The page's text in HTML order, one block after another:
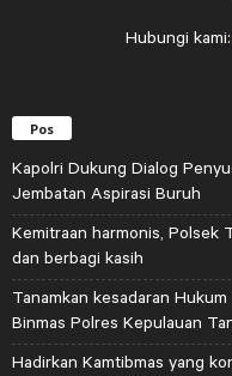
Hubungi kami:
Pos
Kapolri Dukung Dialog
Jembatan Aspirasi Buruh
Kemitraan harmonis, Polsek
dan berbagi kasih
Tanamkan kesadaran
Binmas Polres Kepulauan
Hadirkan Kamtibmas yang